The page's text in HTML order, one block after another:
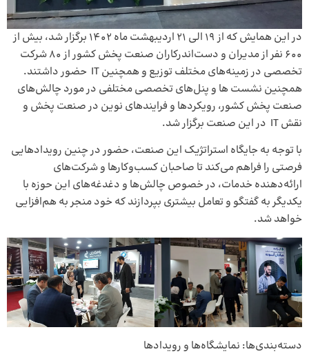
در این همایش که از 19 الی 21 اردیبهشت ماه 1402 برگزار شد، بیش از
600 نفر از مدیران و دست‌اندرکاران صنعت پخش کشور از 80 شرکت
تخصصی در زمینه‌های مختلف توزیع و همچنین IT حضور داشتند.
همچنین نشست ها و پنل‌های تخصصی مختلفی در مورد چالش‌های
صنعت پخش کشور، رویکردها و فرایندهای نوین در صنعت پخش و
نقش IT در این صنعت برگزار شد.
با توجه به جایگاه استراتژیک این صنعت، حضور در چنین رویدادهایی
فرصتی را فراهم می‌کند تا صاحبان کسب‌و‌کارها و شرکت‌های
ارائه‌دهنده خدمات، در خصوص چالش‌ها و دغدغه‌های این حوزه با
یکدیگر به گفتگو و تعامل بیشتری بپردازند که خود منجر به هم‌افزایی
خواهد شد.
دسته‌بندی‌ها: نمایشگاه‌ها و رویدادها